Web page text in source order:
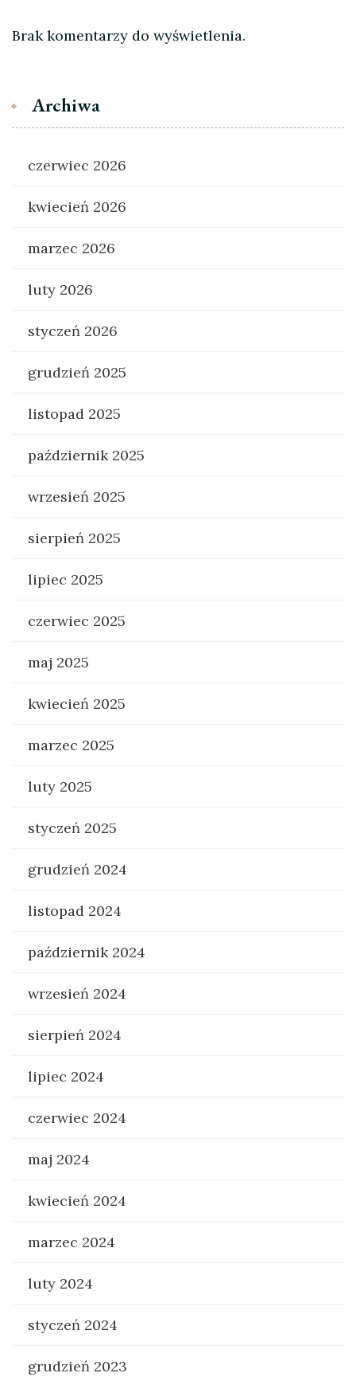
Brak komentarzy do wyświetlenia.
Archiwa
czerwiec 2026
kwiecień 2026
marzec 2026
luty 2026
styczeń 2026
grudzień 2025
listopad 2025
październik 2025
wrzesień 2025
sierpień 2025
lipiec 2025
czerwiec 2025
maj 2025
kwiecień 2025
marzec 2025
luty 2025
styczeń 2025
grudzień 2024
listopad 2024
październik 2024
wrzesień 2024
sierpień 2024
lipiec 2024
czerwiec 2024
maj 2024
kwiecień 2024
marzec 2024
luty 2024
styczeń 2024
grudzień 2023